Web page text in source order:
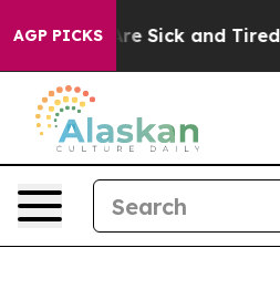
AGP PICKS
Are Sick and Tired of